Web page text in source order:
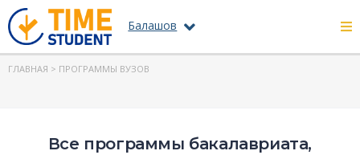
Балашов
ГЛАВНАЯ > ПРОГРАММЫ ВУЗОВ
Все программы бакалавриата,